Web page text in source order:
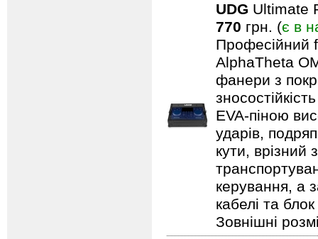
UDG Ultimate
770 грн. (є в
Професійний
AlphaTheta
фанери з
EVA-піною
ударів,
кути,
керування, а
кабелі та
Зовнішні